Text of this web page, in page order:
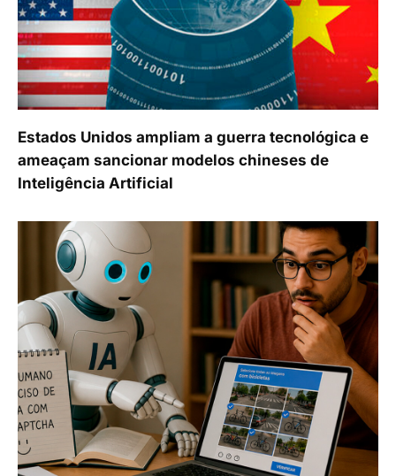
Estados Unidos ampliam a guerra tecnológica e
ameaçam sancionar modelos chineses de
Inteligência Artificial